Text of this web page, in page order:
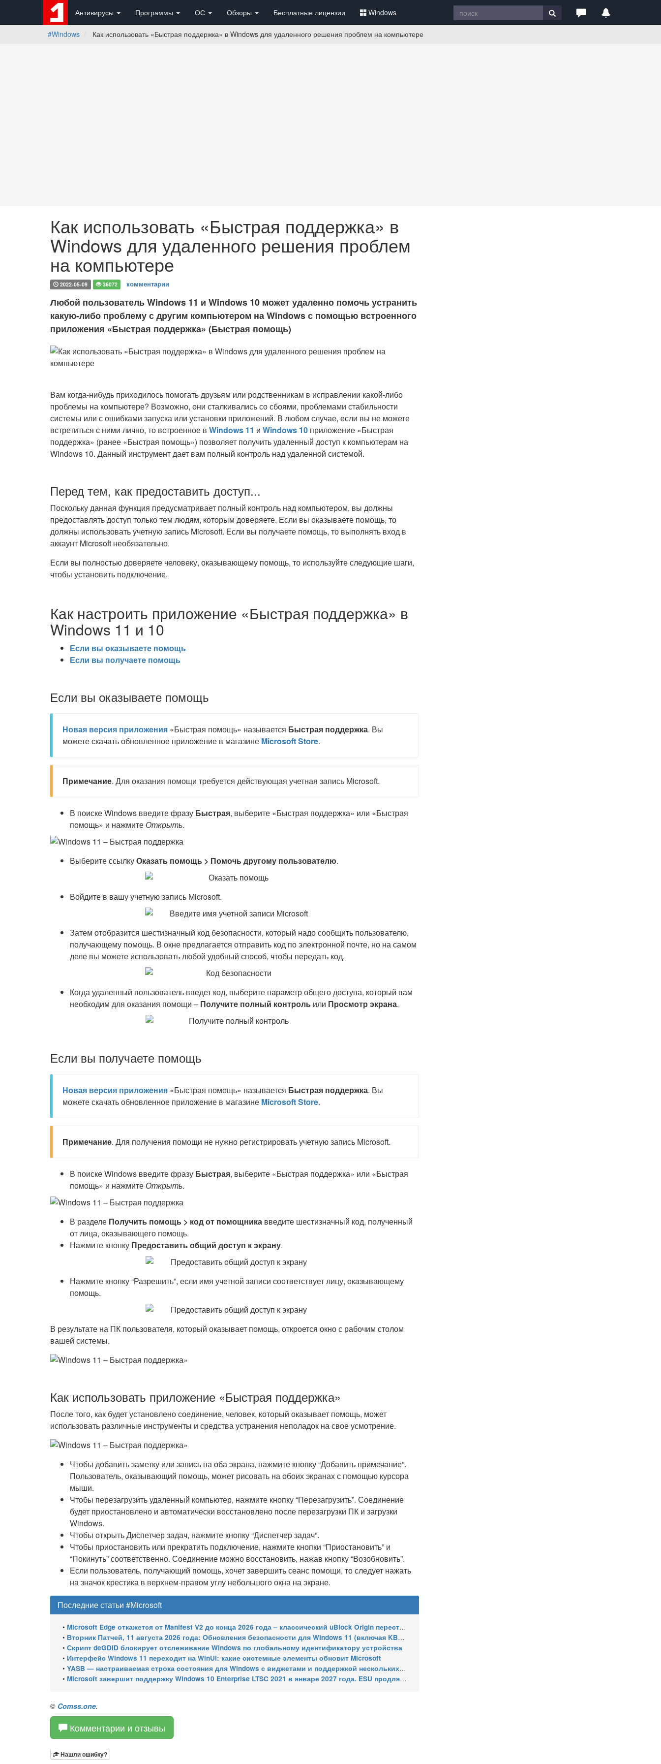
Антивирусы Программы ОС Обзоры Бесплатные лицензии Windows
#Windows Как использовать «Быстрая поддержка» в Windows для удаленного решения проблем на компьютере
Как использовать «Быстрая поддержка» в
Windows для удаленного решения проблем
на компьютере
2022-05-09 36072 комментарии
Любой пользователь Windows 11 и Windows 10 может удаленно помочь устранить
какую-либо проблему с другим компьютером на Windows с помощью встроенного
приложения «Быстрая поддержка» (Быстрая помощь)
Вам когда-нибудь приходилось помогать друзьям или родственникам в исправлении какой-либо
проблемы на компьютере? Возможно, они сталкивались со сбоями, проблемами стабильности
системы или с ошибками запуска или установки приложений. В любом случае, если вы не можете
встретиться с ними лично, то встроенное в Windows 11 и Windows 10 приложение «Быстрая
поддержка» (ранее «Быстрая помощь») позволяет получить удаленный доступ к компьютерам на
Windows 10. Данный инструмент дает вам полный контроль над удаленной системой.
Перед тем, как предоставить доступ...
Поскольку данная функция предусматривает полный контроль над компьютером, вы должны
предоставлять доступ только тем людям, которым доверяете. Если вы оказываете помощь, то
должны использовать учетную запись Microsoft. Если вы получаете помощь, то выполнять вход в
аккаунт Microsoft необязательно.
Если вы полностью доверяете человеку, оказывающему помощь, то используйте следующие шаги,
чтобы установить подключение.
Как настроить приложение «Быстрая поддержка» в
Windows 11 и 10
Если вы оказываете помощь
Если вы получаете помощь
Если вы оказываете помощь
Новая версия приложения «Быстрая помощь» называется Быстрая поддержка. Вы
можете скачать обновленное приложение в магазине Microsoft Store.
Примечание. Для оказания помощи требуется действующая учетная запись Microsoft.
В поиске Windows введите фразу Быстрая, выберите «Быстрая поддержка» или «Быстрая
помощь» и нажмите Открыть.
Выберите ссылкуОказать помощь > Помочь другому пользователю.
Войдите в вашу учетную запись Microsoft.
Затем отобразится шестизначный код безопасности, который надо сообщить пользователю,
получающему помощь. В окне предлагается отправить код по электронной почте, но на самом
деле вы можете использовать любой удобный способ, чтобы передать код.
Когда удаленный пользователь введет код, выберите параметр общего доступа, который вам
необходим для оказания помощи – Получите полный контроль или Просмотр экрана.
Если вы получаете помощь
Новая версия приложения «Быстрая помощь» называется Быстрая поддержка. Вы
можете скачать обновленное приложение в магазине Microsoft Store.
Примечание. Для получения помощи не нужно регистрировать учетную запись Microsoft.
В поиске Windows введите фразу Быстрая, выберите «Быстрая поддержка» или «Быстрая
помощь» и нажмите Открыть.
В разделе Получить помощь > код от помощника введите шестизначный код, полученный
от лица, оказывающего помощь.
Нажмите кнопку Предоставить общий доступ к экрану.
Нажмите кнопку “Разрешить”, если имя учетной записи соответствует лицу, оказывающему
помощь.
В результате на ПК пользователя, который оказывает помощь, откроется окно с рабочим столом
вашей системы.
Как использовать приложение «Быстрая поддержка»
После того, как будет установлено соединение, человек, который оказывает помощь, может
использовать различные инструменты и средства устранения неполадок на свое усмотрение.
Чтобы добавить заметку или запись на оба экрана, нажмите кнопку “Добавить примечание”.
Пользователь, оказывающий помощь, может рисовать на обоих экранах с помощью курсора
мыши.
Чтобы перезагрузить удаленный компьютер, нажмите кнопку “Перезагрузить”. Соединение
будет приостановлено и автоматически восстановлено после перезагрузки ПК и загрузки
Windows.
Чтобы открыть Диспетчер задач, нажмите кнопку “Диспетчер задач”.
Чтобы приостановить или прекратить подключение, нажмите кнопки “Приостановить” и
“Покинуть” соответственно. Соединение можно восстановить, нажав кнопку “Возобновить”.
Если пользователь, получающий помощь, хочет завершить сеанс помощи, то следует нажать
на значок крестика в верхнем-правом углу небольшого окна на экране.
Последние статьи #Microsoft
• Microsoft Edge откажется от Manifest V2 до конца 2026 года – классический uBlock Origin перестанет работать
• Вторник Патчей, 11 августа 2026 года: Обновления безопасности для Windows 11 (включая KB5121003), ESU-обновления для Windows 10
• Скрипт deGDID блокирует отслеживание Windows по глобальному идентификатору устройства
• Интерфейс Windows 11 переходит на WinUI: какие системные элементы обновит Microsoft
• YASB — настраиваемая строка состояния для Windows с виджетами и поддержкой нескольких мониторов
• Microsoft завершит поддержку Windows 10 Enterprise LTSC 2021 в январе 2027 года. ESU продлят обновления до января 2030 года
© Comss.one.